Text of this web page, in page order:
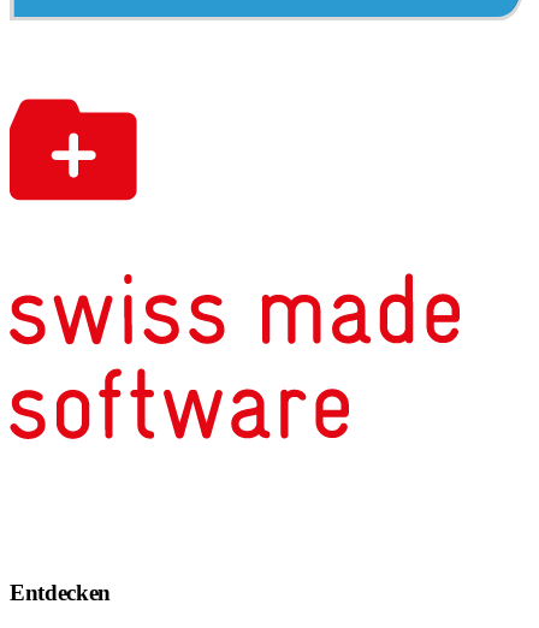
Entdecken